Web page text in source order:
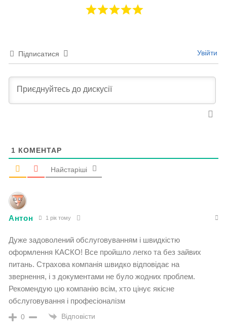
Підписатися Увійти
1 КОМЕНТАР
Найстаріші
Антон 1 рік тому
Дуже задоволений обслуговуванням і швидкістю
оформлення КАСКО! Все пройшло легко та без зайвих
питань. Страхова компанія швидко відповідає на
звернення, і з документами не було жодних проблем.
Рекомендую цю компанію всім, хто цінує якісне
обслуговування і професіоналізм
0 Відповісти